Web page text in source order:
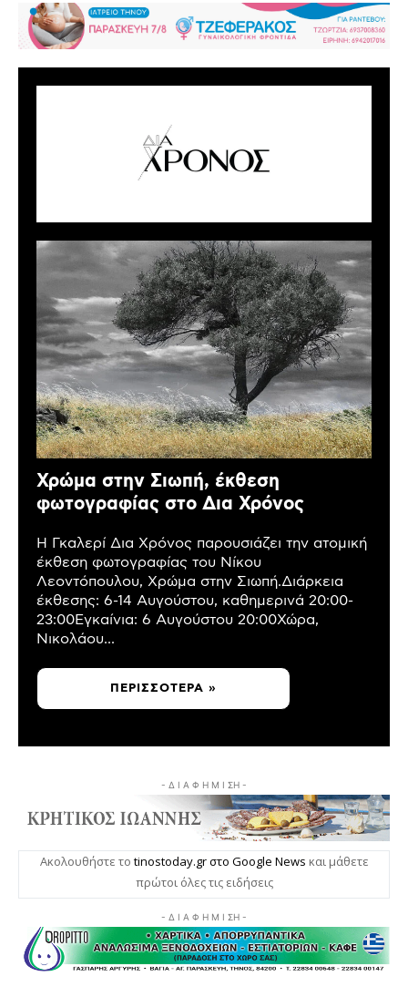
Χρώμα στην Σιωπή, έκθεση
φωτογραφίας στο Δια Χρόνος
Η Γκαλερί Δια Χρόνος παρουσιάζει την ατομική
έκθεση φωτογραφίας του Νίκου
Λεοντόπουλου, Χρώμα στην Σιωπή.Διάρκεια
έκθεσης: 6-14 Αυγούστου, καθημερινά 20:00-
23:00Εγκαίνια: 6 Αυγούστου 20:00Χώρα,
Νικολάου...
ΠΕΡΙΣΣΌΤΕΡΑ »
- Δ Ι Α Φ Η Μ Ι ΣΗ -
Ακολουθήστε το tinostoday.gr στο Google News και μάθετε
πρώτοι όλες τις ειδήσεις
- Δ Ι Α Φ Η Μ Ι ΣΗ -